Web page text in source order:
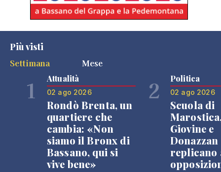
Più visti
Settimana
Mese
1 Attualità
02 ago 2026
Rondò Brenta, un
quartiere che
cambia: «Non
siamo il Bronx di
Bassano, qui si
vive bene»
2 Politica
02 ago 2026
Scuola di
Giovine e
Donazzan
replicano